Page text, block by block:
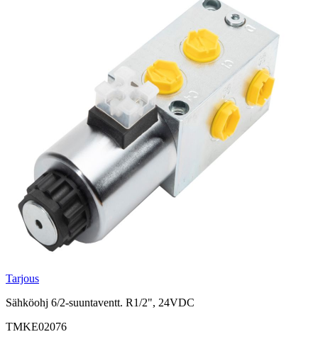
Tarjous
Sähköohj 6/2-suuntaventt. R1/2", 24VDC
TMKE02076